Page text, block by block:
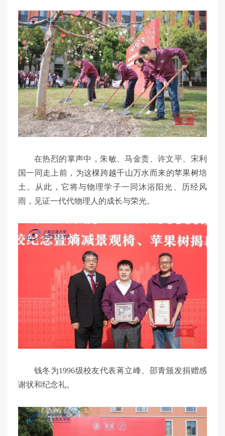
在热烈的掌声中，朱敏、马金贵、许文平、宋利
国一同走上前，为这棵跨越千山万水而来的苹果树培
土。从此，它将与物理学子一同沐浴阳光、历经风
雨，见证一代代物理人的成长与荣光。
钱冬为1996级校友代表蒋立峰、邵青颁发捐赠感
谢状和纪念礼。